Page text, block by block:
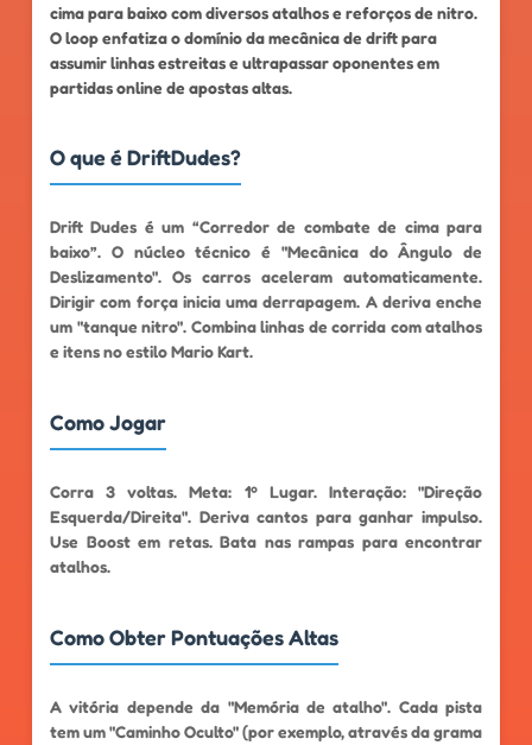
cima para baixo com diversos atalhos e reforços de nitro.
O loop enfatiza o domínio da mecânica de drift para
assumir linhas estreitas e ultrapassar oponentes em
partidas online de apostas altas.
O que é DriftDudes?
Drift Dudes é um “Corredor de combate de cima para
baixo”. O núcleo técnico é "Mecânica do Ângulo de
Deslizamento". Os carros aceleram automaticamente.
Dirigir com força inicia uma derrapagem. A deriva enche
um "tanque nitro". Combina linhas de corrida com atalhos
e itens no estilo Mario Kart.
Como Jogar
Corra 3 voltas. Meta: 1º Lugar. Interação: "Direção
Esquerda/Direita". Deriva cantos para ganhar impulso.
Use Boost em retas. Bata nas rampas para encontrar
atalhos.
Como Obter Pontuações Altas
A vitória depende da "Memória de atalho". Cada pista
tem um "Caminho Oculto" (por exemplo, através da grama